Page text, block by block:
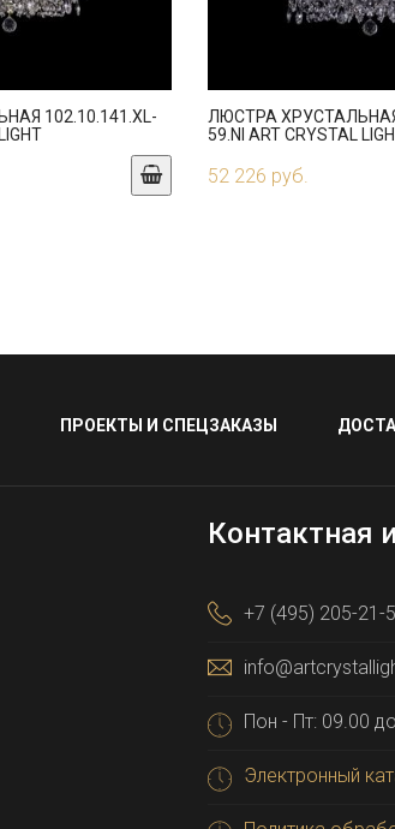
102.10.141.XL-
ЛЮСТРА ХРУСТАЛЬНАЯ
59.NI ART CRYSTAL
52 226 руб.
ПРОЕКТЫ И СПЕЦЗАКАЗЫ
Контактная
+7 (495) 205-21-
Пон - Пт: 09.00
Электронный